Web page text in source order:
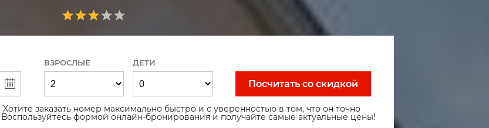
ВЗРОСЛЫЕ ДЕТИ
Посчитать со скидкой
заказать номер максимально быстро и с уверенностью в том, что он точно
Воспользуйтесь формой онлайн-бронирования и получайте самые актуальные цены!